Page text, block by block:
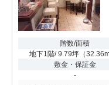
階数/面積
地下1階/ 9.79坪（
敷金・保証金
-